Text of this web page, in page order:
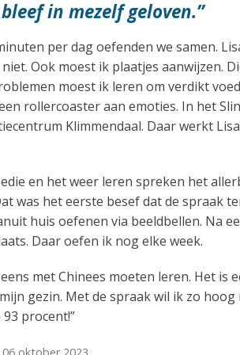
in mezelf geloven.”
per dag oefenden we samen.
Ook moest ik plaatjes aanwijzen.
moest ik leren om verdikt
rollercoaster aan emoties. In het
Klimmendaal. Daar werkt
en het weer leren spreken het
was het eerste besef dat de
huis oefenen via beeldbellen. Na
Daar oefen ik nog elke week.
met Chinees moeten leren. Het is
gezin. Met de spraak wil ik zo
procent!”